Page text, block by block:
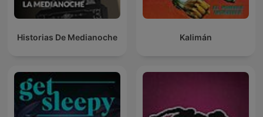
Historias De Medianoche Kalimán